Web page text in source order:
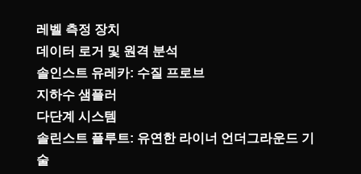
레벨 측정 장치
데이터 로거 및 원격 분석
솔인스트 유레카: 수질 프로브
지하수 샘플러
다단계 시스템
솔린스트 플루트: 유연한 라이너 언더그라운드 기
술